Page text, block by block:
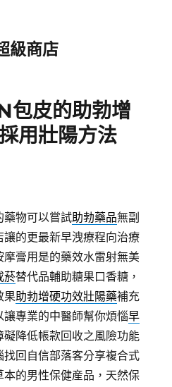
級商店
包皮的助勃增
用壯陽方法
藥物可以嘗試助勃藥品無副
的更最新早洩療程向治療
摩膏用是的藥效水雷射無美
菸替代品輔助糖果口香糖，
果助勃增硬功效壯陽藥補充
專業的中醫師幫你煩惱早
礙降低帳款回收之風險功能
找回自信部落客分享複合式
本的男性保健産品，天然保